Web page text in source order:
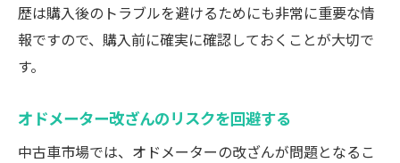
歴は購入後のトラブルを避けるためにも非常に重要な情
報ですので、購入前に確実に確認しておくことが大切で
す。
オドメーター改ざんのリスクを回避する
中古車市場では、オドメーターの改ざんが問題となるこ